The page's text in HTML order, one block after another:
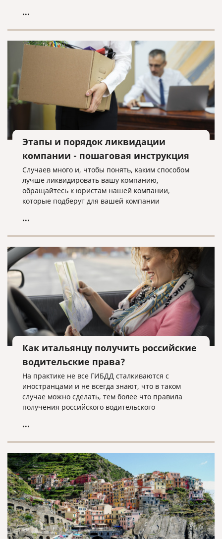
...
Этапы и порядок ликвидации
компании - пошаговая инструкция
Случаев много и, чтобы понять, каким способом
лучше ликвидировать вашу компанию,
обращайтесь к юристам нашей компании,
которые подберут для вашей компании
...
Как итальянцу получить российские
водительские права?
На практике не все ГИБДД сталкиваются с
иностранцами и не всегда знают, что в таком
случае можно сделать, тем более что правила
получения российского водительского
разных стран.
...